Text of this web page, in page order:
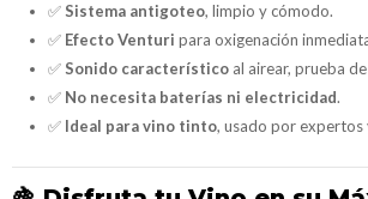
✅Sistema antigoteo, limpio y cómodo.
✅ Efecto Venturi para oxigenación
✅Sonido característico al airear, prueba
✅ No necesita baterías ni electricidad.
✅ Ideal para vino tinto, usado por expertos